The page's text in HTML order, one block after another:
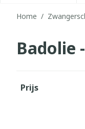
Home /
Badolie
Prijs